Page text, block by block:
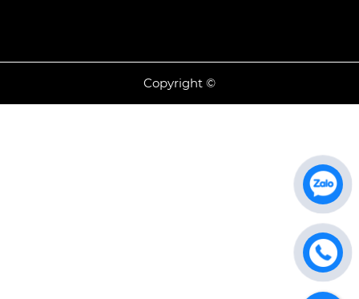
Copyright ©